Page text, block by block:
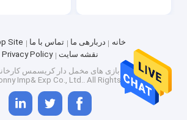
خانه دربارهی ما تماس با ما
Site
نقشه سایت
Privacy Policy
کیفیتاسباب بازی های مخمل دار کریسمس
Imp& Exp Co., Ltd.. All Rights Reserved.